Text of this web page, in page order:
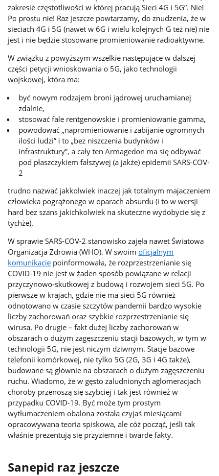
zakresie częstotliwości w której pracują Sieci 4G i 5G”. Nie!
Po prostu nie! Raz jeszcze powtarzamy, do znudzenia, że w
sieciach 4G i 5G (nawet w 6G i wielu kolejnych G też nie) nie
jest i nie będzie stosowane promieniowanie radioaktywne.
W związku z powyższym wszelkie następujące w dalszej
części petycji wnioskowania o 5G, jako technologii
wojskowej, która ma:
być nowym rodzajem broni jądrowej uruchamianej
zdalnie,
stosować fale rentgenowskie i promieniowanie gamma,
powodować „napromieniowanie i zabijanie ogromnych
ilości ludzi” i to „bez niszczenia budynków i
infrastruktury”, a cały ten Armagedon ma się odbywać
pod płaszczykiem fałszywej (a jakże) epidemii SARS-COV-
2
trudno nazwać jakkolwiek inaczej jak totalnym majaczeniem
człowieka pogrążonego w oparach absurdu (i to w wersji
hard bez szans jakichkolwiek na skuteczne wydobycie się z
tychże).
W sprawie SARS-COV-2 stanowisko zajęła nawet Światowa
Organizacja Zdrowia (WHO). W swoimoficjalnym
komunikacie poinformowała, że rozprzestrzenianie się
COVID-19 nie jest w żaden sposób powiązane w relacji
przyczynowo-skutkowej z budową i rozwojem sieci 5G. Po
pierwsze w krajach, gdzie nie ma sieci 5G również
odnotowano w czasie szczytów pandemii bardzo wysokie
liczby zachorowań oraz szybkie rozprzestrzenianie się
wirusa. Po drugie – fakt dużej liczby zachorowań w
obszarach o dużym zagęszczeniu stacji bazowych, w tym w
technologii 5G, nie jest niczym dziwnym. Stacje bazowe
telefonii komórkowej, nie tylko 5G (2G, 3G i 4G także),
budowane są głównie na obszarach o dużym zagęszczeniu
ruchu. Wiadomo, że w gęsto zaludnionych aglomeracjach
choroby przenoszą się szybciej i tak jest również w
przypadku COVID-19. Być może tym prostym
wytłumaczeniem obalona została czyjaś miesiącami
opracowywana teoria spiskowa, ale cóż począć, jeśli tak
właśnie prezentują się przyziemne i twarde fakty.
Sanepid raz jeszcze